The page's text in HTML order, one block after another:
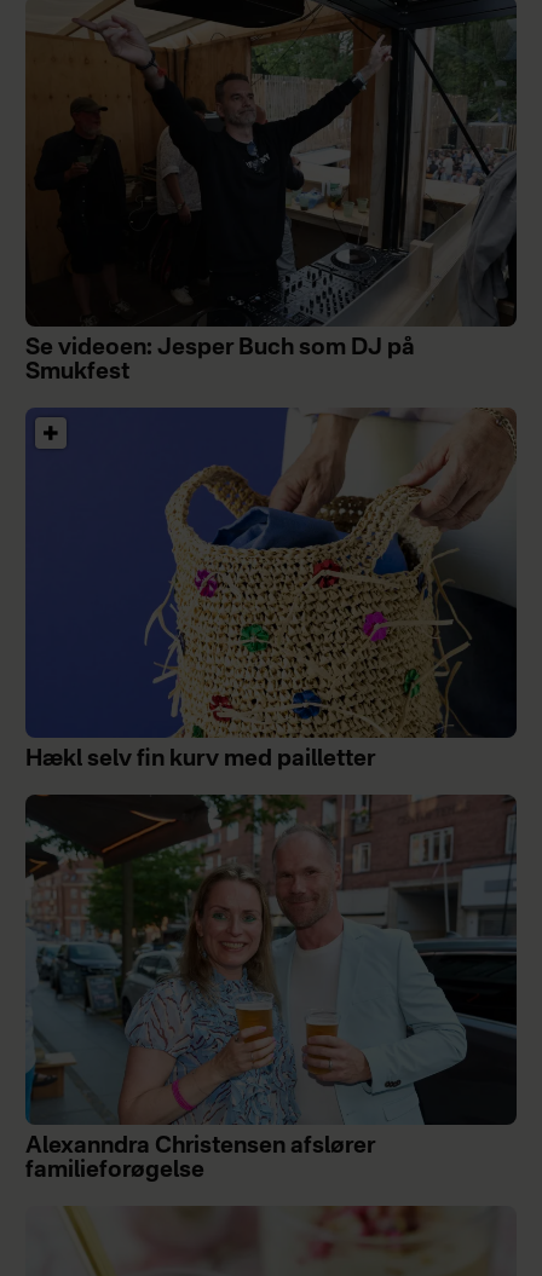
Se videoen: Jesper Buch som DJ på
Smukfest
Hækl selv fin kurv med pailletter
Alexanndra Christensen afslører
familieforøgelse